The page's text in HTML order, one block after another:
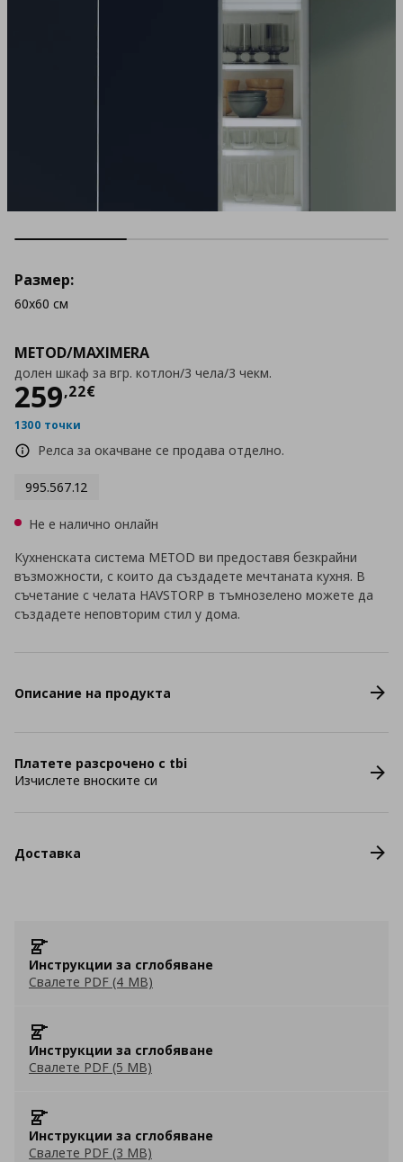
METOD/MAXIMERA
долен шкаф за вгр. котлон/3 чела/3 чекм.
259,22€
Цена
1300 точки
Релса за окачване се продава отделно.
995.567.12
Размер:
60x60 см
Не е налично онлайн
Кухненската система METOD ви предоставя безкрайни
възможности, с които да създадете мечтаната кухня. В
съчетание с челата HAVSTORP в тъмнозелено можете да
създадете неповторим стил у дома.
Описание на продукта
Платете разсрочено с tbi
Изчислете вноските си
Доставка
Инструкции за сглобяване
Свалете PDF (4 MB)
Инструкции за сглобяване
Свалете PDF (5 MB)
Инструкции за сглобяване
Свалете PDF (3 MB)